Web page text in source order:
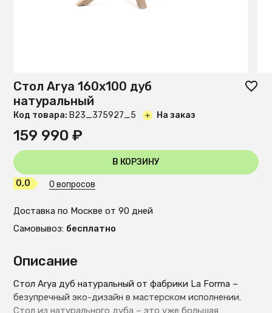
Описание
Стол Arya дуб натуральный от фабрики La Forma –
безупречный эко-дизайн в мастерском исполнении.
Стол из натурального дуба – это уже большая
Стол Arya 160x100 дуб
натуральный
Код товара: B23_375927_5 На заказ
159 990 ₽
В КОРЗИНУ
0,0 0 вопросов
Доставка по Москве от 90 дней
Самовывоз: бесплатно